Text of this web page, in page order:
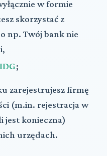
w formie
skorzystać z
np. Twój bank nie
;
zarejestrujesz firmę
(m.in. rejestracja w
jest konieczna)
urzędach.